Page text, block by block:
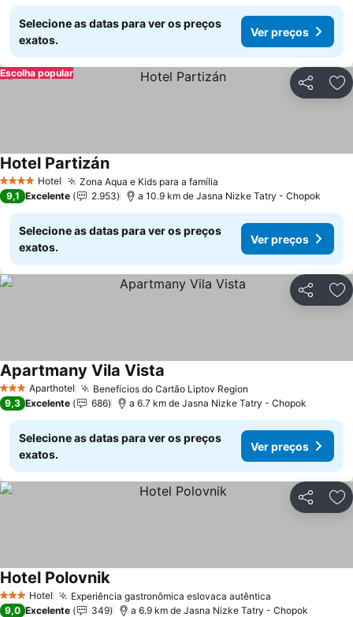
Selecione as datas para ver os preços
exatos.
Ver preços
Partilhar
Escolha popular
4 EstrelasHotel Zona Aqua e Kids para a família
Hotel Partizán
9,1 Excelente 2.953 a 10.9 km de Jasna Nizke Tatry - Chopok
Selecione as datas para ver os preços
exatos.
Ver preços
Partilhar
3 EstrelasAparthotel Benefícios do Cartão Liptov Region
Apartmany Vila Vista
9,3 Excelente 686 a 6.7 km de Jasna Nizke Tatry - Chopok
Selecione as datas para ver os preços
exatos.
Ver preços
Partilhar
3 EstrelasHotel Experiência gastronômica eslovaca autêntica
Hotel Polovnik
9,0 Excelente 349 a 6.9 km de Jasna Nizke Tatry - Chopok